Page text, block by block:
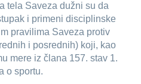
tela Saveza dužni su da
i primeni disciplinske
pravilima Saveza protiv
i posrednih) koji, kao
mere iz člana 157. stav 1.
o sportu.